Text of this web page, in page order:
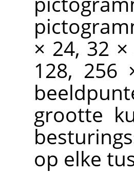
× 24, 32
128, 256
grootte
op elke